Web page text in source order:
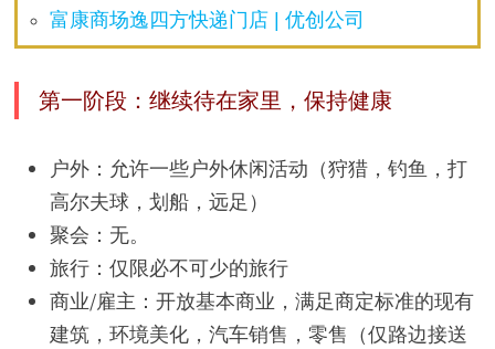
富康商场逸四方快递门店 | 优创公司
第一阶段：继续待在家里，保持健康
户外：允许一些户外休闲活动（狩猎，钓鱼，打
高尔夫球，划船，远足）
聚会：无。
旅行：仅限必不可少的旅行
商业/雇主：开放基本商业，满足商定标准的现有
建筑，环境美化，汽车销售，零售（仅路边接送